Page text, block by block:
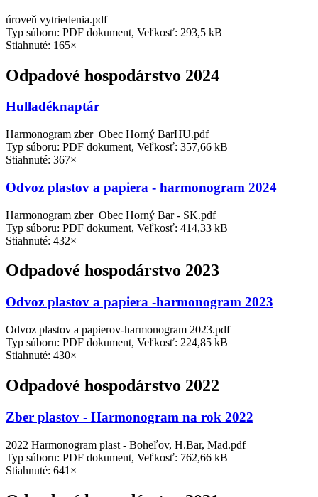
úroveň vytriedenia.pdf
Typ súboru: PDF dokument, Veľkosť: 293,5 kB
Stiahnuté: 165×
Odpadové hospodárstvo 2024
Hulladéknaptár
Harmonogram zber_Obec Horný BarHU.pdf
Typ súboru: PDF dokument, Veľkosť: 357,66 kB
Stiahnuté: 367×
Odvoz plastov a papiera - harmonogram 2024
Harmonogram zber_Obec Horný Bar - SK.pdf
Typ súboru: PDF dokument, Veľkosť: 414,33 kB
Stiahnuté: 432×
Odpadové hospodárstvo 2023
Odvoz plastov a papiera -harmonogram 2023
Odvoz plastov a papierov-harmonogram 2023.pdf
Typ súboru: PDF dokument, Veľkosť: 224,85 kB
Stiahnuté: 430×
Odpadové hospodárstvo 2022
Zber plastov - Harmonogram na rok 2022
2022 Harmonogram plast - Boheľov, H.Bar, Mad.pdf
Typ súboru: PDF dokument, Veľkosť: 762,66 kB
Stiahnuté: 641×